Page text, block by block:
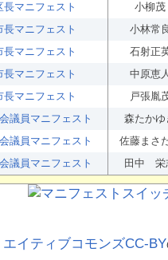
長マニフェスト 小柳茂
長マニフェスト 小林常
長マニフェスト 石射正
長マニフェスト 中原恵
長マニフェスト 戸張胤
議員マニフェスト 森たかゆ
議員マニフェスト 佐藤まさ
議員マニフェスト 田中 栄
エイティブコモンズCC-BY